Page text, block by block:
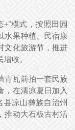
+”模式，按照田园
水果种植、民宿康
文化旅游节，推进
收。
青瓦前拍一套民族
，在清凉夏日加入
凉山彝族自治州
推动大石板古村活